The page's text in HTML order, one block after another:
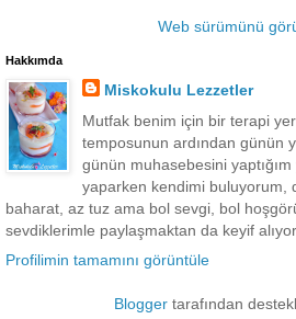
Web sürümünü
Hakkımda
Miskokulu Lezzetler
Mutfak benim için bir terapi
temposunun ardından günün
günün muhasebesini
yaparken kendimi buluyorum,
baharat, az tuz ama bol sevgi, bol
sevdiklerimle paylaşmaktan da keyif
Profilimin tamamını görüntüle
Bloggertarafından